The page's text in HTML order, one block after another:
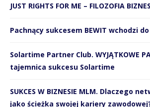
JUST RIGHTS FOR ME – FILOZOFIA
Pachnący sukcesem BEWIT wchodzi
Solartime Partner Club. WYJĄTKOWE
tajemnica sukcesu Solartime
SUKCES W BIZNESIE MLM. Dlaczego
jako ścieżka swojej kariery